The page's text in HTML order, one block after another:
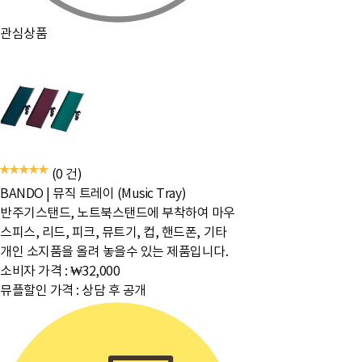
관심상품
(0 건)
BANDO
뮤직 트레이 (Music Tray)
반주기스탠드, 노트북스탠드에 부착하여 마우
스피스, 리드, 피크, 뮤트기, 컵, 핸드폰, 기타
개인 소지품을 올려 놓을수 있는 제품입니다.
소비자 가격 : ₩32,000
뮤플할인 가격 : 상담 후 공개